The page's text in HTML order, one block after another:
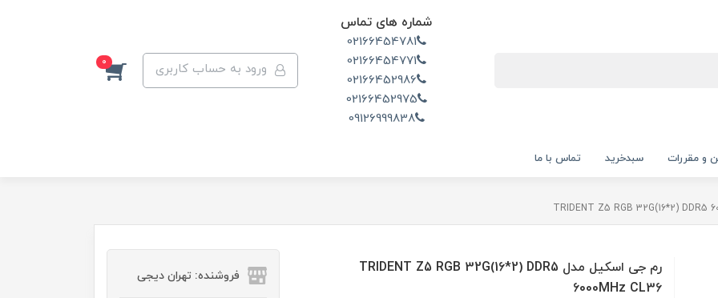
شماره های تماس
02166454781
02166454771
02166452986
02166452975
09126999838
ورود به حساب کاربری 0
و مقررات سبدخرید تماس با ما
رم جی اسکیل مدل TRIDENT Z5 RGB 32G(16*2) DDR5
6000MHz CL36
فروشنده: تهران دیجی